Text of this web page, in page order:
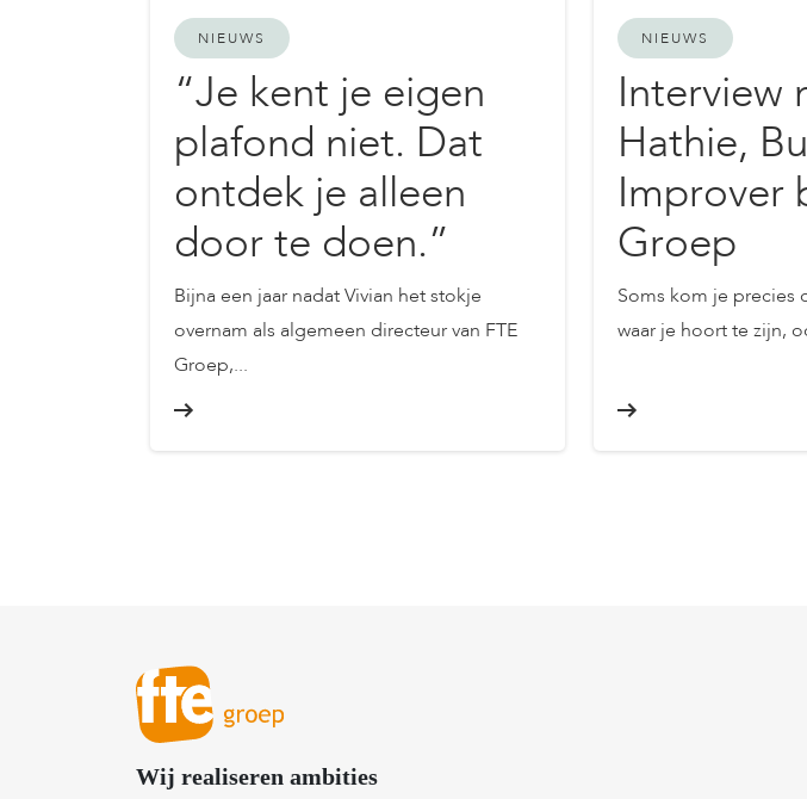
NIEUWS
“Je kent je eigen
plafond niet. Dat
ontdek je alleen
door te doen.”
Bijna een jaar nadat Vivian het stokje
overnam als algemeen directeur van FTE
Groep,...
NIEUWS
Interview
Hathie,
Improver
Groep
Soms kom je precies
waar je hoort te zijn,
Wij realiseren ambities